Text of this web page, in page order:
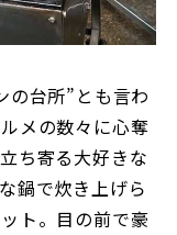
の台所”とも言わ
メの数々に心奪
ち寄る大好きな
鍋で炊き上げら
ト。目の前で豪